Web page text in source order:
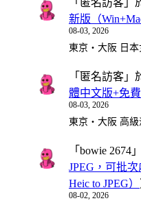
「 匿名訪客 」
新版（
08-03, 2026
東京・大阪 日
「 匿名訪客 」
體中文版+免費
08-03, 2026
東京・大阪 高
「 bowie 2674
JPEG，可批
Heic to JPEG）
08-02, 2026